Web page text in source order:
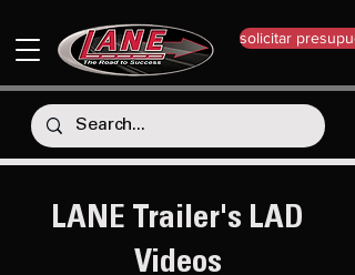
solicitar
LANE Trailer's LAD
Videos